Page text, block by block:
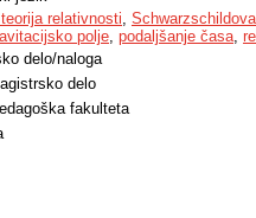
delovanje satelitskega
polju Zemlje uporabimo
metriko uporabimo še za
rdečega premika, odklona
perihelija. Navedene pojave
polju na kratko
uporabiti Sonce kot gravitacijsko
relativnosti,
polje, podaljšanje časa,
delo/naloga
delo
fakulteta